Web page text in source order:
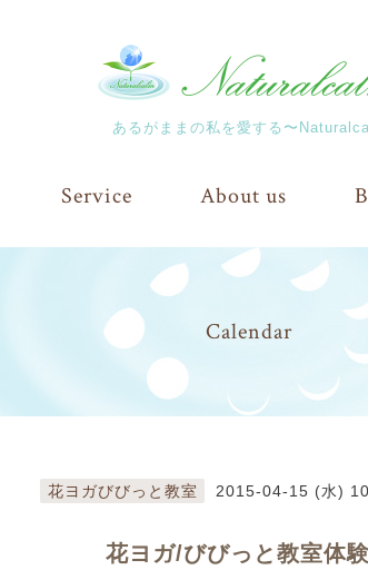
あるがままの私を愛する〜
Service About us
Calendar
花ヨガびびっと教室 2015-04-15 (水)
花ヨガ/びびっと教室体